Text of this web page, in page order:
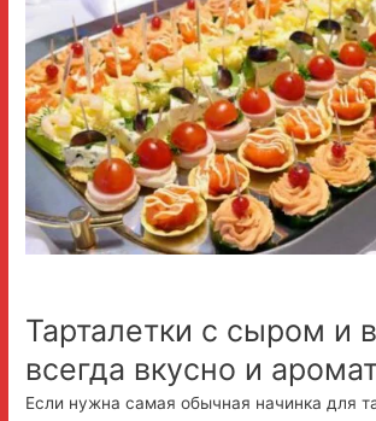
Тарталетки с сыром и
всегда вкусно и
Если нужна самая обычная начинка для